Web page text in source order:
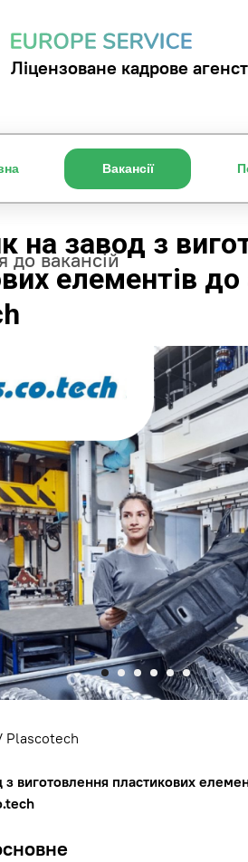
Ліцензоване кадрове
Вакансії
до вакансій
на завод з
елементів до
з виготовлення пластикових